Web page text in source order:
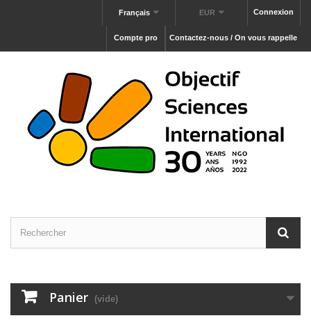
Connexion
EUR
Français
Contactez-nous / On vous rappelle
Compte pro
Panier (vide)